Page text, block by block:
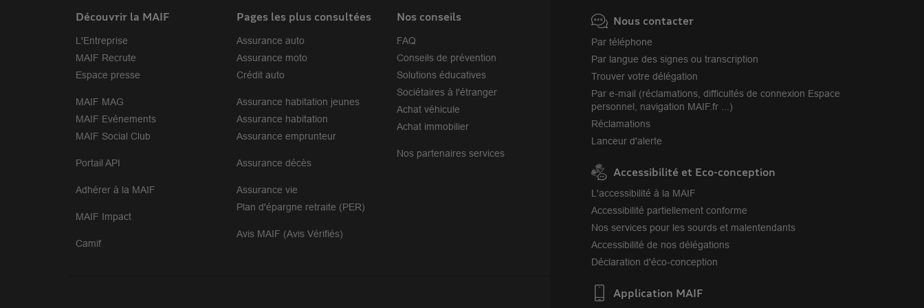
Découvrir la MAIF
L'Entreprise
MAIF Recrute
Espace presse
MAIF MAG
MAIF Evénements
MAIF Social Club
Portail API
Adhérer à la MAIF
MAIF Impact
Camif
Pages les plus consultées
Assurance auto
Assurance moto
Crédit auto
Assurance habitation jeunes
Assurance habitation
Assurance emprunteur
Assurance décès
Assurance vie
Plan d'épargne retraite (PER)
Avis MAIF (Avis Vérifiés)
Nos conseils
FAQ
Conseils de prévention
Solutions éducatives
Sociétaires à l'étranger
Achat véhicule
Achat immobilier
Nos partenaires services
Nous contacter
Par téléphone
Par langue des signes ou transcription
Trouver votre délégation
Par e-mail (réclamations, difficultés de connexion Espace
personnel, navigation MAIF.fr ...)
Réclamations
Lanceur d'alerte
Accessibilité et Eco-conception
L'accessibilité à la MAIF
Accessibilité partiellement conforme
Nos services pour les sourds et malentendants
Accessibilité de nos délégations
Déclaration d'éco-conception
Application MAIF